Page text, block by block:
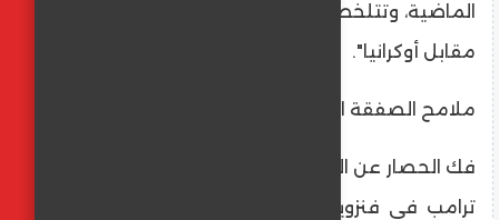
الماضية، وتتلخص في معادلة بسيطة: "فنزويلا
مقابل أوكرانيا".
​ملامح الصفقة المتداولة:
​فك الحصار عن الدب في أوروبا: مقابل إطلاق يد
ترامب في فنزويلا لتثبيت عقيدة "أميـركا أولاً"